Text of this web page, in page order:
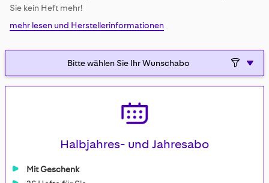
the
gallery
Sie kein Heft mehr!
mehr lesen und Herstellerinformationen
Halbjahres- und Jahresabo
Mit Geschenk